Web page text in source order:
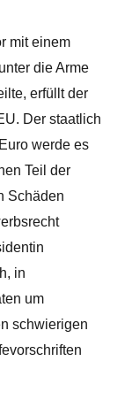
mit einem
die Arme
erfülltder
Der staatlich
werde es
Teil der
Schäden
in
um
schwierigen